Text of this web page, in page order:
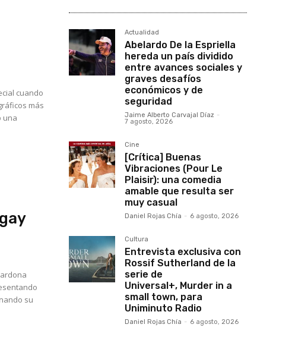
cuando
más
una
su
Actualidad
Abelardo De la Espriella
hereda un país dividido
entre avances sociales y
graves desafíos
económicos y de
seguridad
Jaime Alberto Carvajal Díaz -
7 agosto, 2026
Cine
[Crítica] Buenas
Vibraciones (Pour Le
Plaisir): una comedia
amable que resulta ser
muy casual
Daniel Rojas Chía - 6 agosto, 2026
Cultura
Entrevista exclusiva con
Rossif Sutherland de la
serie de
Universal+, Murder in a
small town, para
Uniminuto Radio
Daniel Rojas Chía - 6 agosto, 2026